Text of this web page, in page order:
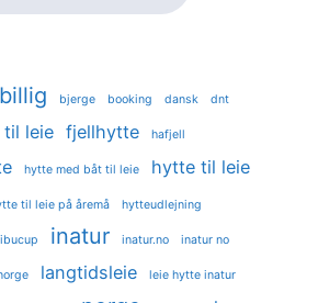
billig bjerge booking dansk dnt
leie fjellhytte hafjell
hytte med båt til leie hytte til leie
til leie på åremå hytteudlejning
ibucup inatur inatur.no inatur no
langtidsleie leie hytte inatur